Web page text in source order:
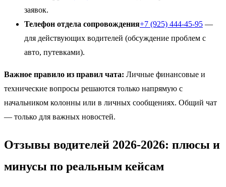
заявок.
Телефон отдела сопровождения+7 (925) 444-45-95 —
для действующих водителей (обсуждение проблем с
авто, путевками).
Важное правило из правил чата: Личные финансовые и
технические вопросы решаются только напрямую с
начальником колонны или в личных сообщениях. Общий чат
— только для важных новостей.
Отзывы водителей 2026-2026: плюсы и
минусы по реальным кейсам